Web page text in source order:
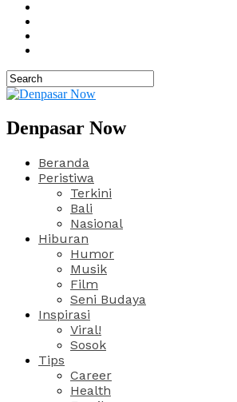
Denpasar Now
Beranda
Peristiwa
Terkini
Bali
Nasional
Hiburan
Humor
Musik
Film
Seni Budaya
Inspirasi
Viral!
Sosok
Tips
Career
Health